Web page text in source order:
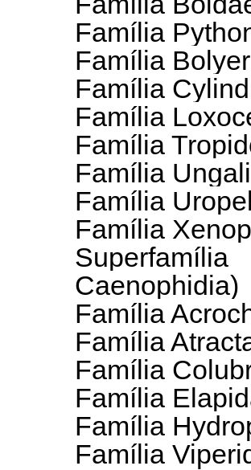
Família
Família
Família
Família
Família
Família
Família
Família
Caenophidia)
Família
Família
Família
Família
Família
Família